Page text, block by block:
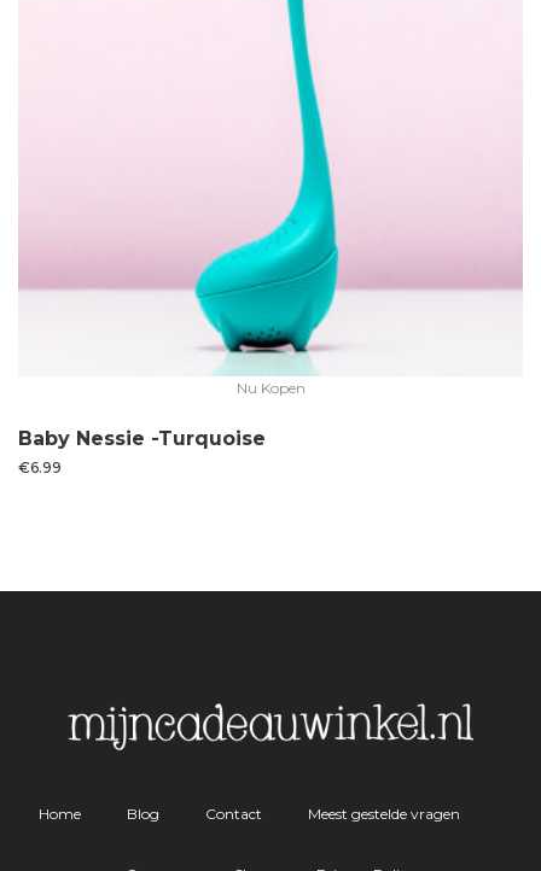
Nu Kopen
Baby Nessie -Turquoise
€6.99
Home Blog Contact Meest gestelde vragen